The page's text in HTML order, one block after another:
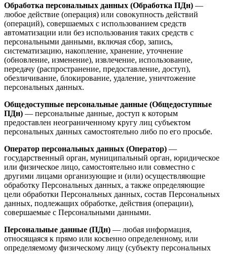
Обработка персональных данных (Обработка ПДн) —
любое действие (операция) или совокупность действий
(операций), совершаемых с использованием средств
автоматизации или без использования таких средств с
персональными данными, включая сбор, запись,
систематизацию, накопление, хранение, уточнение
(обновление, изменение), извлечение, использование,
передачу (распространение, предоставление, доступ),
обезличивание, блокирование, удаление, уничтожение
персональных данных.
Общедоступные персональные данные (Общедоступные
ПДн) — персональные данные, доступ к которым
предоставлен неограниченному кругу лиц субъектом
персональных данных самостоятельно либо по его просьбе.
Оператор персональных данных (Оператор) —
государственный орган, муниципальный орган, юридическое
или физическое лицо, самостоятельно или совместно с
другими лицами организующие и (или) осуществляющие
обработку Персональных данных, а также определяющие
цели обработки Персональных данных, состав Персональных
данных, подлежащих обработке, действия (операции),
совершаемые с Персональными данными.
Персональные данные (ПДн) — любая информация,
относящаяся к прямо или косвенно определенному, или
определяемому физическому лицу (субъекту персональных